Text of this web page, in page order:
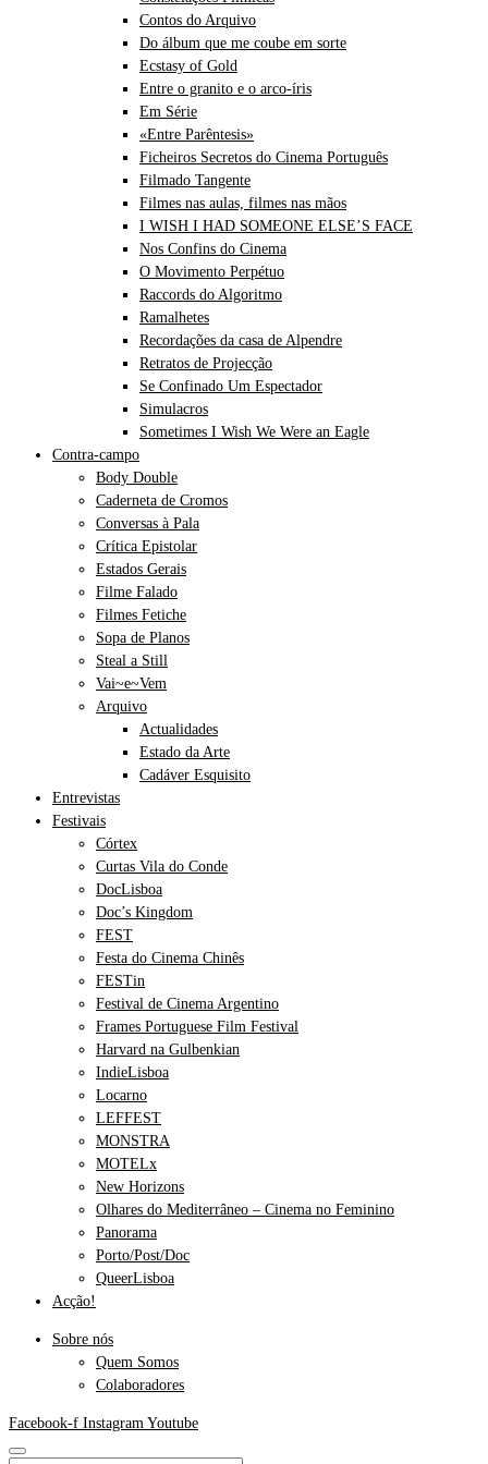
Contos do Arquivo
Do álbum que me coube em sorte
Ecstasy of Gold
Entre o granito e o arco-íris
Em Série
«Entre Parêntesis»
Ficheiros Secretos do Cinema Português
Filmado Tangente
Filmes nas aulas, filmes nas mãos
I WISH I HAD SOMEONE ELSE’S FACE
Nos Confins do Cinema
O Movimento Perpétuo
Raccords do Algoritmo
Ramalhetes
Recordações da casa de Alpendre
Retratos de Projecção
Se Confinado Um Espectador
Simulacros
Sometimes I Wish We Were an Eagle
Contra-campo
Body Double
Caderneta de Cromos
Conversas à Pala
Crítica Epistolar
Estados Gerais
Filme Falado
Filmes Fetiche
Sopa de Planos
Steal a Still
Vai~e~Vem
Arquivo
Actualidades
Estado da Arte
Cadáver Esquisito
Entrevistas
Festivais
Córtex
Curtas Vila do Conde
DocLisboa
Doc’s Kingdom
FEST
Festa do Cinema Chinês
FESTin
Festival de Cinema Argentino
Frames Portuguese Film Festival
Harvard na Gulbenkian
IndieLisboa
Locarno
LEFFEST
MONSTRA
MOTELx
New Horizons
Olhares do Mediterrâneo – Cinema no Feminino
Panorama
Porto/Post/Doc
QueerLisboa
Acção!
Sobre nós
Quem Somos
Colaboradores
Facebook-f Instagram Youtube